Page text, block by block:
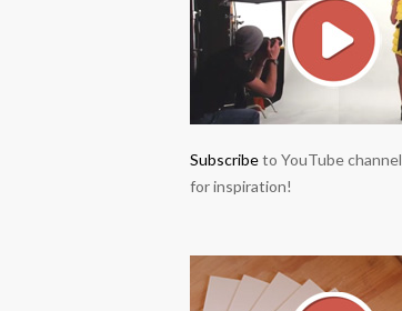
Subscribeto YouTube channel
for inspiration!